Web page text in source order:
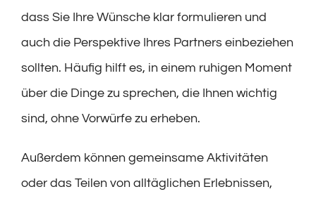
dass Sie Ihre Wünsche klar formulieren und
auch die Perspektive Ihres Partners einbeziehen
sollten. Häufig hilft es, in einem ruhigen Moment
über die Dinge zu sprechen, die Ihnen wichtig
sind, ohne Vorwürfe zu erheben.
Außerdem können gemeinsame Aktivitäten
oder das Teilen von alltäglichen Erlebnissen,